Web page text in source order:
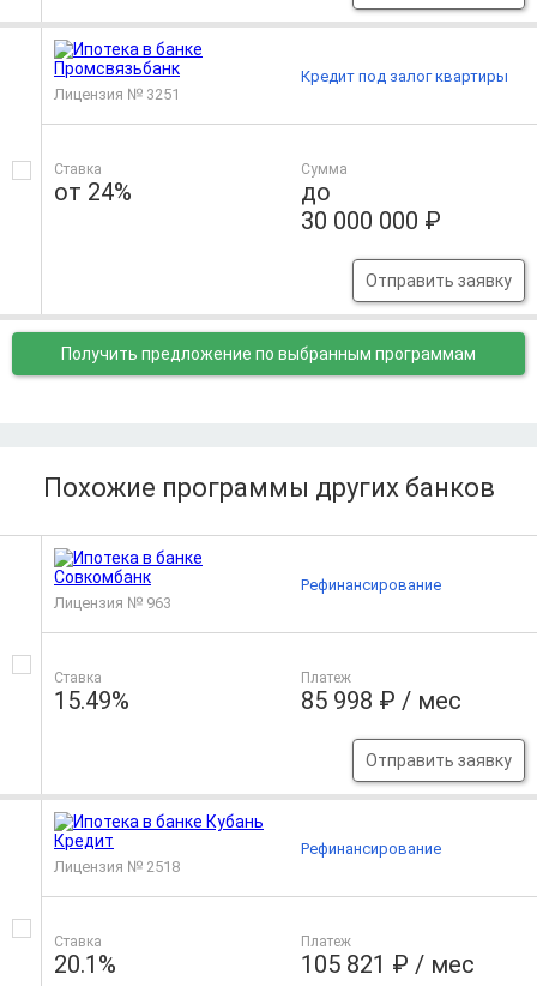
Лицензия № 3251
Ставка
от 24%
Сумма
до
30 000 000 ₽
Отправить заявку
Кредит под залог квартиры
Получить предложение по выбранным программам
Похожие программы других банков
Лицензия № 963
Ставка
15.49%
Платеж
85 998 ₽ / мес
Отправить заявку
Рефинансирование
Лицензия № 2518
Ставка
20.1%
Платеж
105 821 ₽ / мес
Рефинансирование